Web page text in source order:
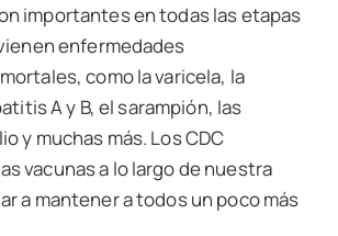
importantes en todas las etapas
enfermedades
como la varicela, la
A y B, el sarampión, las
y muchas más. Los CDC
vacunas a lo largo de nuestra
a mantener a todos un poco más